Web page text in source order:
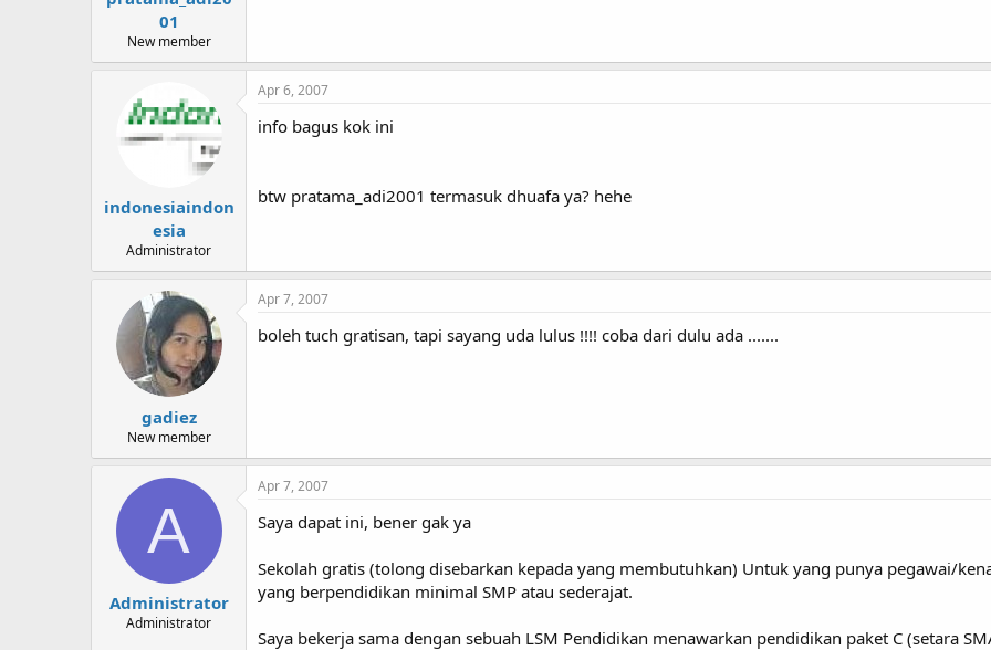
01
New member
indonesiaindon
esia
Administrator
Apr 6, 2007
info bagus kok ini
btw pratama_adi2001 termasuk dhuafa ya? hehe
gadiez
New member
Apr 7, 2007
boleh tuch gratisan, tapi sayang uda lulus !!!! coba dari dulu ada .......
A
Administrator
Administrator
Apr 7, 2007
Saya dapat ini, bener gak ya
Sekolah gratis (tolong disebarkan kepada yang membutuhkan) Untuk yang punya pegawai/
yang berpendidikan minimal SMP atau sederajat.
Saya bekerja sama dengan sebuah LSM Pendidikan menawarkan pendidikan paket C (setara